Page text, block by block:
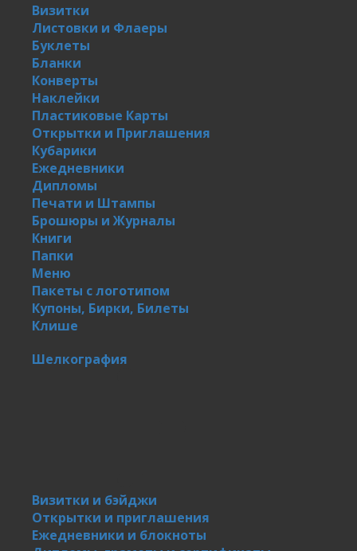
Визитки
Листовки и Флаеры
Буклеты
Бланки
Конверты
Наклейки
Пластиковые Карты
Открытки и Приглашения
Кубарики
Ежедневники
Дипломы
Печати и Штампы
Брошюры и Журналы
Книги
Папки
Меню
Пакеты с логотипом
Купоны, Бирки, Билеты
Клише
Шелкография
Визитки и бэйджи
Открытки и приглашения
Ежедневники и блокноты